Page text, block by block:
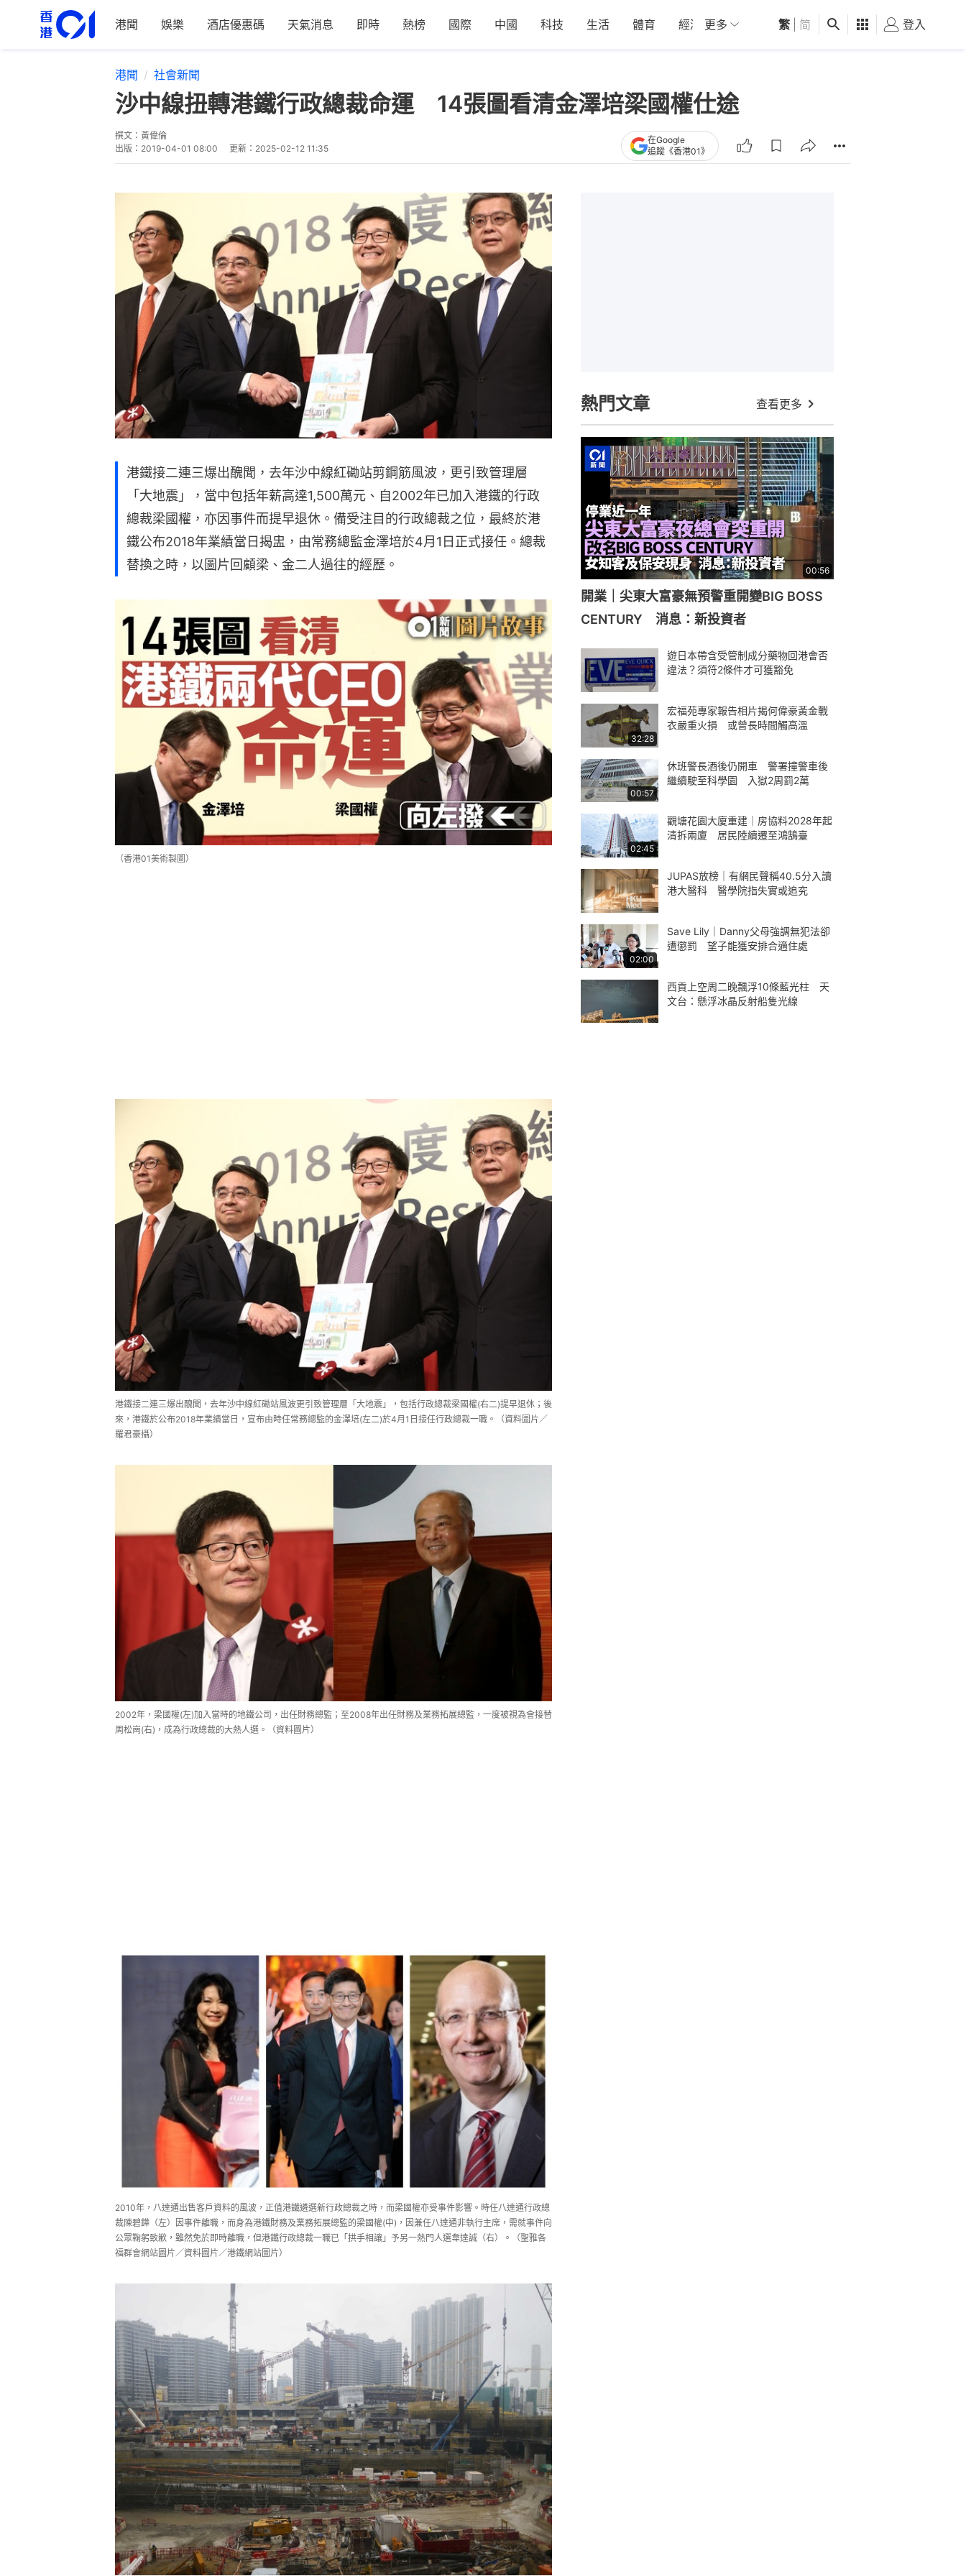
港聞 娛樂 酒店優惠碼 天氣消息 即時 熱榜 國際 中國 科技 生活 體育 經濟 01深圳 觀點 健康 好食玩飛
更多 繁 简 登入
港聞 社會新聞
沙中線扭轉港鐵行政總裁命運 14張圖看清金澤培梁國權仕途
撰文： 黃偉倫
出版： 2019-04-01 08:00 更新： 2025-02-12 11:35
在Google
追蹤《香港01》
港鐵接二連三爆出醜聞，去年沙中線紅磡站剪鋼筋風波，更引致管理層
「大地震」，當中包括年薪高達1,500萬元、自2002年已加入港鐵的行政
總裁梁國權，亦因事件而提早退休。備受注目的行政總裁之位，最終於港
鐵公布2018年業績當日揭盅，由常務總監金澤培於4月1日正式接任。總裁
替換之時，以圖片回顧梁、金二人過往的經歷。
（香港01美術製圖）
港鐵接二連三爆出醜聞，去年沙中線紅磡站風波更引致管理層「大地震」，包括行政總裁梁國權(右二)提早退休；後
來，港鐵於公布2018年業績當日，宣布由時任常務總監的金澤培(左二)於4月1日接任行政總裁一職。（資料圖片／
羅君豪攝）
2002年，梁國權(左)加入當時的地鐵公司，出任財務總監；至2008年出任財務及業務拓展總監，一度被視為會接替
周松崗(右)，成為行政總裁的大熱人選。（資料圖片）
2010年，八達通出售客戶資料的風波，正值港鐵遴選新行政總裁之時，而梁國權亦受事件影響。時任八達通行政總
裁陳碧鏵（左）因事件離職，而身為港鐵財務及業務拓展總監的梁國權(中)，因兼任八達通非執行主席，需就事件向
公眾鞠躬致歉，雖然免於即時離職，但港鐵行政總裁一職已「拱手相讓」予另一熱門人選韋達誠（右）。（聖雅各
福群會網站圖片／資料圖片／港鐵網站圖片）
熱門文章 查看更多
00:56
開業｜尖東大富豪無預警重開變BIG BOSS
CENTURY 消息：新投資者
遊日本帶含受管制成分藥物回港會否
違法？須符2條件才可獲豁免
32:28
宏福苑專家報告相片揭何偉豪黃金戰
衣嚴重火損 或曾長時間觸高溫
00:57
休班警長酒後仍開車 警署撞警車後
繼續駛至科學園 入獄2周罰2萬
02:45
觀塘花園大廈重建｜房協料2028年起
清拆兩廈 居民陸續遷至鴻鵠臺
JUPAS放榜｜有網民聲稱40.5分入讀
港大醫科 醫學院指失實或追究
02:00
Save Lily｜Danny父母強調無犯法卻
遭懲罰 望子能獲安排合適住處
西貢上空周二晚飄浮10條藍光柱 天
文台：懸浮冰晶反射船隻光線